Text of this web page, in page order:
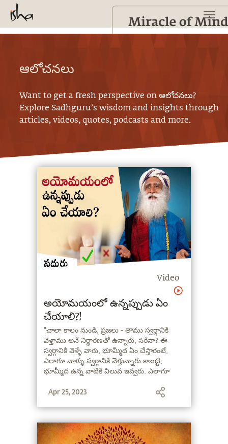
ఆలోచనలు
Want to get a fresh perspective onఆలోచనలు?
Explore Sadhguru’s wisdom and insights through
articles, videos, quotes, podcasts and more.
Video
అయోమయంలో ఉన్నప్పుడు ఏం
చేయాలి?!
"చాలా కాలం నుండి, ప్రజలు - తాము స్వర్గానికి
వెళ్తాము అనే నిర్ధారణతో ఉన్నారు, సరేనా? ఈ
స్వర్గానికి వెళ్ళే వారు, భూమ్మీద ఏం చేస్తారంటే,
ఎలాగూ వాళ్ళు స్వర్గానికి వెళ్తున్నారు కాబట్టి,
భూమ్మీద ఉన్న వాటికి విలువ ఇవ్వరు. ఎలాగూ
Apr 25, 2023